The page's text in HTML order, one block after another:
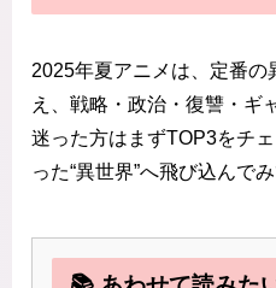
2025年夏アニメは、定番の
え、戦略・政治・復讐・ギ
迷った方はまずTOP3をチ
った“異世界”へ飛び込んで